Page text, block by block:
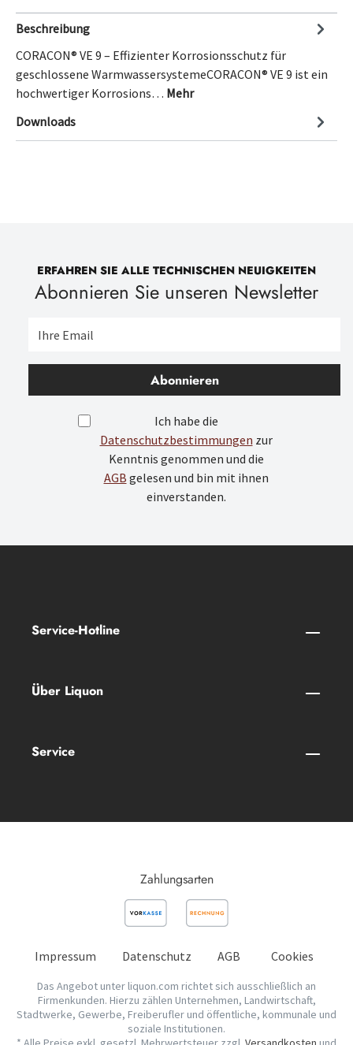
Beschreibung
CORACON® VE 9 – Effizienter Korrosionsschutz für
geschlossene WarmwassersystemeCORACON® VE 9 ist ein
hochwertiger Korrosions… Mehr
Downloads
ERFAHREN SIE ALLE TECHNISCHEN NEUIGKEITEN
Abonnieren Sie unseren Newsletter
Abonnieren
Ich habe die
Datenschutzbestimmungen zur
Kenntnis genommen und die
AGB gelesen und bin mit ihnen
einverstanden.
Service-Hotline
Über Liquon
Service
Zahlungsarten
Impressum Datenschutz AGB Cookies
Das Angebot unter liquon.com richtet sich ausschließlich an
Firmenkunden. Hierzu zählen Unternehmen, Landwirtschaft,
Stadtwerke, Gewerbe, Freiberufler und öffentliche, kommunale und
soziale Institutionen.